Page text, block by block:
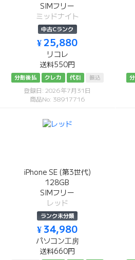
SIMフリー
ミッドナイト
中古Cランク
¥ 25,880
リコレ
送料550円
分割後払 クレカ 代引 振込
登録日: 2026年7月31日
商品No: 38917716
iPhone SE (第3世代)
128GB
SIMフリー
レッド
ランク未分類
¥ 34,980
パソコン工房
送料660円